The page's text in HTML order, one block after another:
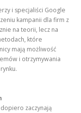
i specjaliści Google
kampanii dla firm z
na teorii, lecz na
które
mają możliwość
i otrzymywania
zaczynają